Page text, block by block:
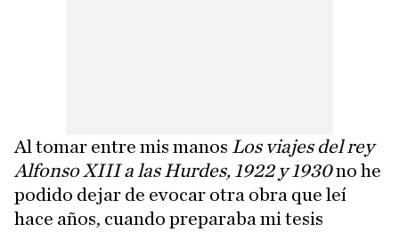
Al tomar entre mis manos Los viajes del rey
Alfonso XIII a las Hurdes, 1922 y 1930no he
podido dejar de evocar otra obra que leí
hace años, cuando preparaba mi tesis